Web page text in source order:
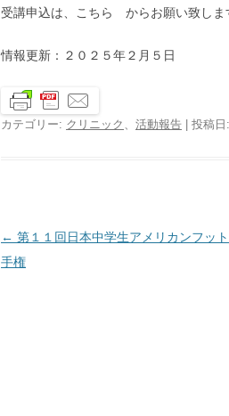
受講申込は、こちら からお願い致しま
情報更新：２０２５年２月５日
カテゴリー: クリニック 、 活動報告 | 投稿
投
稿
← 第１１回日本中学生アメリカンフッ
手権